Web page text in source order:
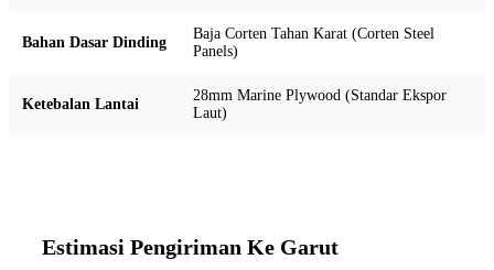
Bahan Dasar Dinding
Baja Corten Tahan Karat (Corten Steel
Panels)
Ketebalan Lantai
28mm Marine Plywood (Standar Ekspor
Laut)
Estimasi Pengiriman Ke Garut